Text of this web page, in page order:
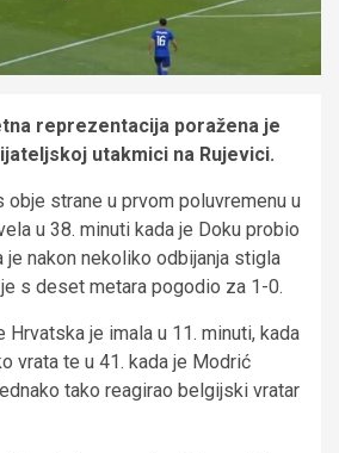
reprezentacija poražena je
utakmici na Rujevici.
strane u prvom poluvremenu u
u 38. minuti kada je Doku probio
je nakon nekoliko odbijanja stigla
s deset metara pogodio za 1-0.
Hrvatska je imala u 11. minuti, kada
vrata te u 41. kada je Modrić
tako reagirao belgijski vratar